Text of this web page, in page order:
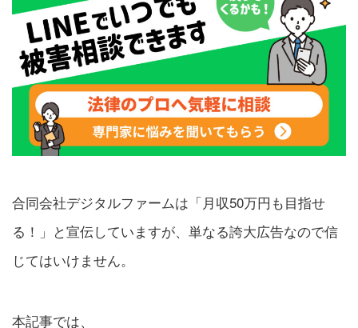
合同会社デジタルファームは「月収50万円も目指せ
る！」と宣伝していますが、単なる誇大広告なので信
じてはいけません。
本記事では、